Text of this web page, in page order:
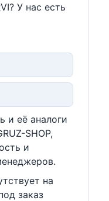
У нас есть
и её аналоги
SHOP,
и
на
заказ